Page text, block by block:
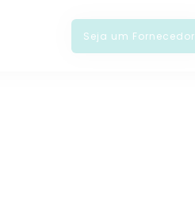
Seja um Fornecedor